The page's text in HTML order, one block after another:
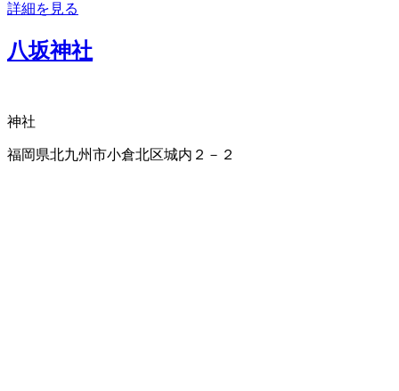
詳細を見る
八坂神社
神社
福岡県北九州市小倉北区城内２－２